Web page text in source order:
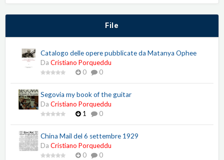
File
Catalogo delle opere pubblicate da Matanya Ophee
Da Cristiano Porqueddu
0
0
Segovia my book of the guitar
Da Cristiano Porqueddu
1
0
China Mail del 6 settembre 1929
Da Cristiano Porqueddu
0
0